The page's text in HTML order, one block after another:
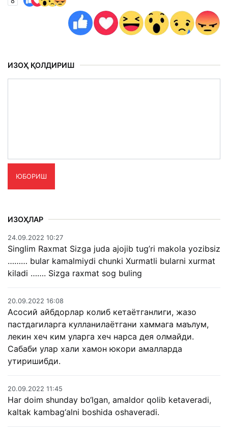
ИЗОҲ ҚОЛДИРИШ
ЮБОРИШ
ИЗОҲЛАР
24.09.2022 10:27
Singlim Raxmat Sizga juda ajojib tug’ri makola yozibsiz
……… bular kamalmiydi chunki Xurmatli bularni xurmat
kiladi ……. Sizga raxmat sog buling
20.09.2022 16:08
Асосий айбдорлар колиб кетаётганлиги, жазо
пастдагиларга кулланилаётгани хаммага маълум,
лекин хеч ким уларга хеч нарса дея олмайди.
Сабаби улар хали хамон юкори амалларда
утиришибди.
20.09.2022 11:45
Har doim shunday bo‘lgan, amaldor qolib ketaveradi,
kaltak kambag‘alni boshida oshaveradi.